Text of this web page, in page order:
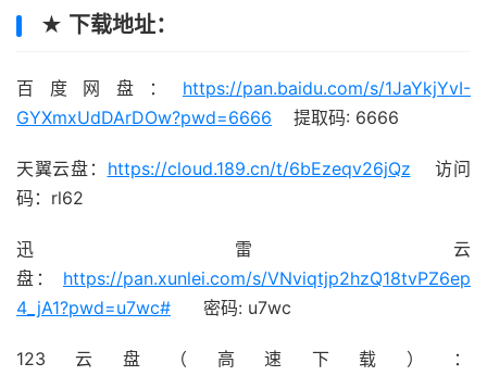
★ 下载地址：
百度网盘： https://pan.baidu.com/s/1JaYkjYvI-
GYXmxUdDArDOw?pwd=6666 提取码: 6666
天翼云盘： https://cloud.189.cn/t/6bEzeqv26jQz 访问
码：rl62
迅雷云
盘： https://pan.xunlei.com/s/VNviqtjp2hzQ18tvPZ6ep
4_jA1?pwd=u7wc# 密码: u7wc
123云盘（高速下载）：